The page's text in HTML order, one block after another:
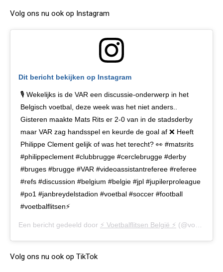
Volg ons nu ook op Instagram
Dit bericht bekijken op Instagram
🎙 Wekelijks is de VAR een discussie-onderwerp in het
Belgisch voetbal, deze week was het niet anders..
Gisteren maakte Mats Rits er 2-0 van in de stadsderby
maar VAR zag handsspel en keurde de goal af ❌ Heeft
Philippe Clement gelijk of was het terecht? 👀 #matsrits
#philippeclement #clubbrugge #cerclebrugge #derby
#bruges #brugge #VAR #videoassistantreferee #referee
#refs #discussion #belgium #belgie #jpl #jupilerproleague
#po1 #janbreydelstadion #voetbal #soccer #football
#voetbalflitsen⚡️
Een bericht gedeeld door ⚡️ Voetbalflitsen België ⚡️ (@voetbalflitsen.be) op
Volg ons nu ook op TikTok